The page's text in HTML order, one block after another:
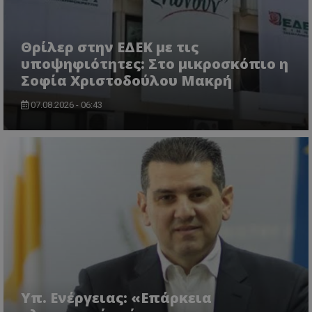
Θρίλερ στην ΕΔΕΚ με τις
υποψηφιότητες: Στο μικροσκόπιο η
Σοφία Χριστοδούλου Μακρή
07.08.2026 - 06:43
Υπ. Ενέργειας: «Επάρκεια
VISITOR_PRIVACY_METADATA
YouTube
.youtube.com